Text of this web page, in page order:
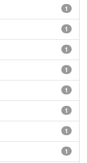
1
1
1
1
1
1
1
1